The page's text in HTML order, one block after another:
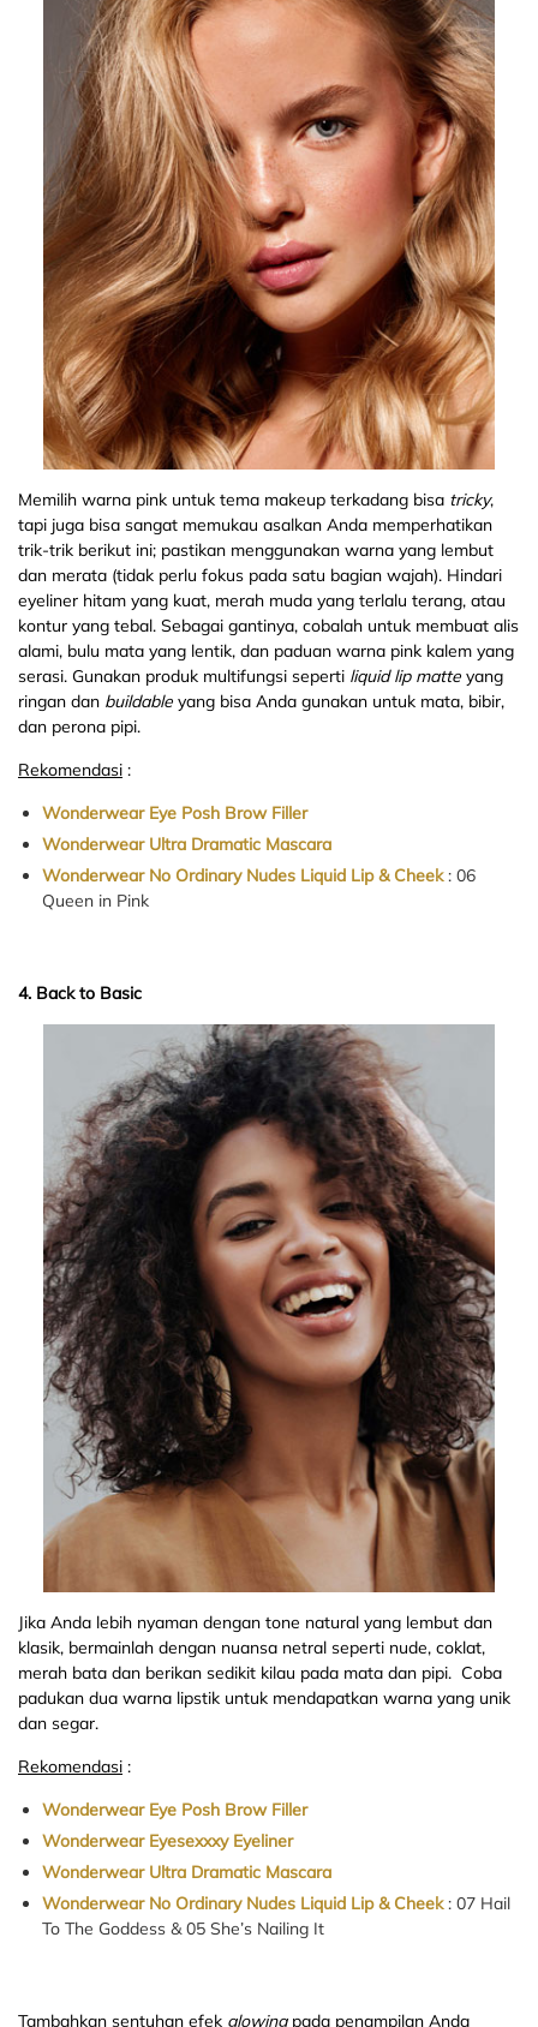
Memilih warna pink untuk tema makeup terkadang bisa tricky,
tapi juga bisa sangat memukau asalkan Anda memperhatikan
trik-trik berikut ini; pastikan menggunakan warna yang lembut
dan merata (tidak perlu fokus pada satu bagian wajah). Hindari
eyeliner hitam yang kuat, merah muda yang terlalu terang, atau
kontur yang tebal. Sebagai gantinya, cobalah untuk membuat alis
alami, bulu mata yang lentik, dan paduan warna pink kalem yang
serasi. Gunakan produk multifungsi seperti liquid lip matte yang
ringan dan buildable yang bisa Anda gunakan untuk mata, bibir,
dan perona pipi.
Rekomendasi :
Wonderwear Eye Posh Brow Filler
Wonderwear Ultra Dramatic Mascara
Wonderwear No Ordinary Nudes Liquid Lip & Cheek: 06
Queen in Pink
4. Back to Basic
Jika Anda lebih nyaman dengan tone natural yang lembut dan
klasik, bermainlah dengan nuansa netral seperti nude, coklat,
merah bata dan berikan sedikit kilau pada mata dan pipi. Coba
padukan dua warna lipstik untuk mendapatkan warna yang unik
dan segar.
Rekomendasi :
Wonderwear Eye Posh Brow Filler
Wonderwear Eyesexxxy Eyeliner
Wonderwear Ultra Dramatic Mascara
Wonderwear No Ordinary Nudes Liquid Lip & Cheek: 07 Hail
To The Goddess & 05 She’s Nailing It
Tambahkan sentuhan efek glowingpada penampilan Anda